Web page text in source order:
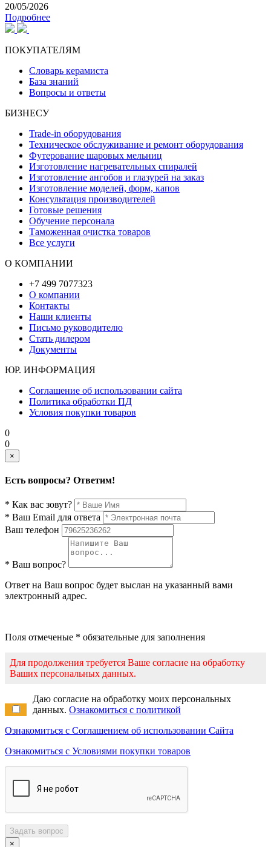
20/05/2026
Подробнее
ПОКУПАТЕЛЯМ
Словарь керамиста
База знаний
Вопросы и ответы
БИЗНЕСУ
Trade-in оборудования
Техническое обслуживание и ремонт оборудования
Футерование шаровых мельниц
Изготовление нагревательных спиралей
Изготовление ангобов и глазурей на заказ
Изготовление моделей, форм, капов
Консультация производителей
Готовые решения
Обучение персонала
Таможенная очистка товаров
Все услуги
О КОМПАНИИ
+7 499 7077323
О компании
Контакты
Наши клиенты
Письмо руководителю
Стать дилером
Документы
ЮР. ИНФОРМАЦИЯ
Соглашение об использовании сайта
Политика обработки ПД
Условия покупки товаров
0
0
×
Есть вопросы? Ответим!
* Как вас зовут?
* Ваш Email для ответа
Ваш телефон
* Ваш вопрос?
Ответ на Ваш вопрос будет выслан на указанный вами
электронный адрес.
Поля отмеченые * обязательные для заполнения
Для продолжения требуется Ваше согласие на обработку
Ваших персональных данных.
Даю согласие на обработку моих персональных
данных. Ознакомиться с политикой
Ознакомиться с Соглашением об использовании Сайта
Ознакомиться с Условиями покупки товаров
Задать вопрос
×